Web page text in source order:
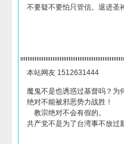
不要疑不要怕只管信。退进圣
本站网友 1512631444
魔鬼不是也诱惑过
绝对不能被邪恶势力战胜！
教宗绝对不会有假的。
共产党不是为了台湾事不放过